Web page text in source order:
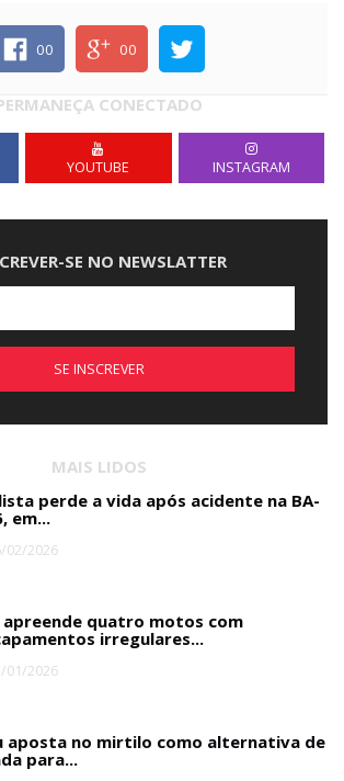
00 00
CONECTADO
YOUTUBE INSTAGRAM
SE NO NEWSLATTER
SE INSCREVER
MAIS LIDOS
perde a vida após acidente na BA-
em...
02/2026
apreende quatro motos com
irregulares...
01/2026
aposta no mirtilo como alternativa de
para...